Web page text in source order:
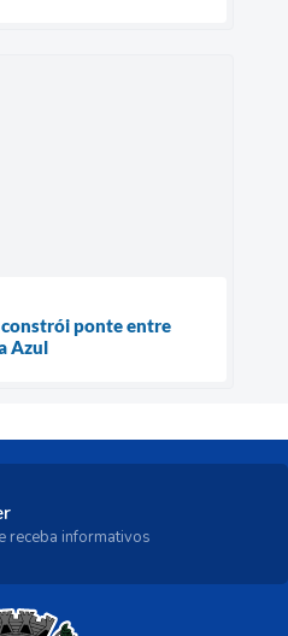
ponte entre
Azul
receba informativos